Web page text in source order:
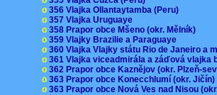
o 356 Vlajka Ollantaytamba (Peru)
o 357 Vlajka Uruguaye
o 358 Prapor obce Mšeno (okr. Mělník)
o 359 Vlajky Brazilie a Paraguaye
o 360 Vlajka Vlajky státu Rio de Janeiro a
o 361 Vlajka viceadmirála a záďová
o 362 Prapor obce Kaznějov (okr. Plzeň-
o 363 Prapor obce Konecchlumí (okr.
o 363 Prapor obce Nová Ves nad Nisou